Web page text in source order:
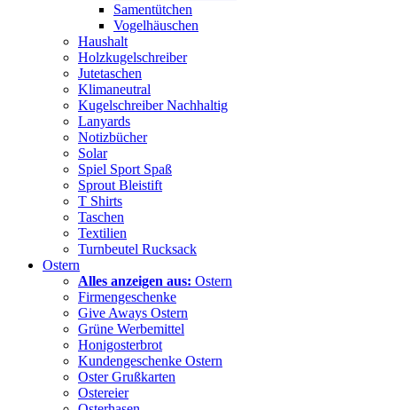
Samentütchen
Vogelhäuschen
Haushalt
Holzkugelschreiber
Jutetaschen
Klimaneutral
Kugelschreiber Nachhaltig
Lanyards
Notizbücher
Solar
Spiel Sport Spaß
Sprout Bleistift
T Shirts
Taschen
Textilien
Turnbeutel Rucksack
Ostern
Alles anzeigen aus: Ostern
Firmengeschenke
Give Aways Ostern
Grüne Werbemittel
Honigosterbrot
Kundengeschenke Ostern
Oster Grußkarten
Ostereier